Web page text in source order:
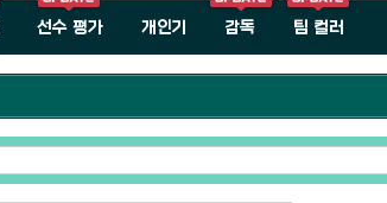
선수 평가 개인기 감독 팀 컬러